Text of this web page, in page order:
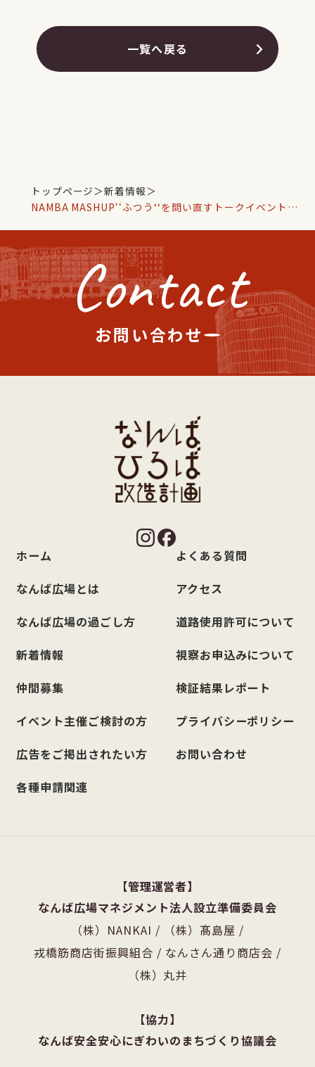
一覧へ戻る
トップページ＞新着情報＞
NAMBA MASHUP‘‘ふつう‘‘を問い直すトークイベント開
Contact
お問い合わせ
ホーム
なんば広場とは
なんば広場の過ごし方
新着情報
仲間募集
イベント主催ご検討の方
広告をご掲出されたい方
各種申請関連
よくある質問
アクセス
道路使用許可について
視察お申込みについて
検証結果レポート
プライバシーポリシー
お問い合わせ
管理運営者
なんば広場マネジメント法人設立準備委員会
（株）NANKAI / （株）髙島屋 /
戎橋筋商店街振興組合 / なんさん通り商店会 /
（株）丸井
協力
なんば安全安心にぎわいのまちづくり協議会